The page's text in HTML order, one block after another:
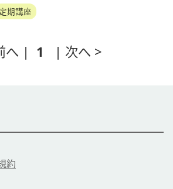
定期講座
へ | 1 | 次へ >
約